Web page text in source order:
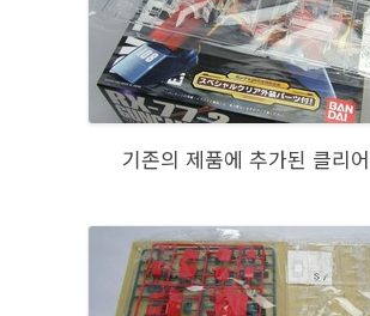
기존의 제품에 추가된 클리